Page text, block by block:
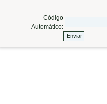
Código
Automático: